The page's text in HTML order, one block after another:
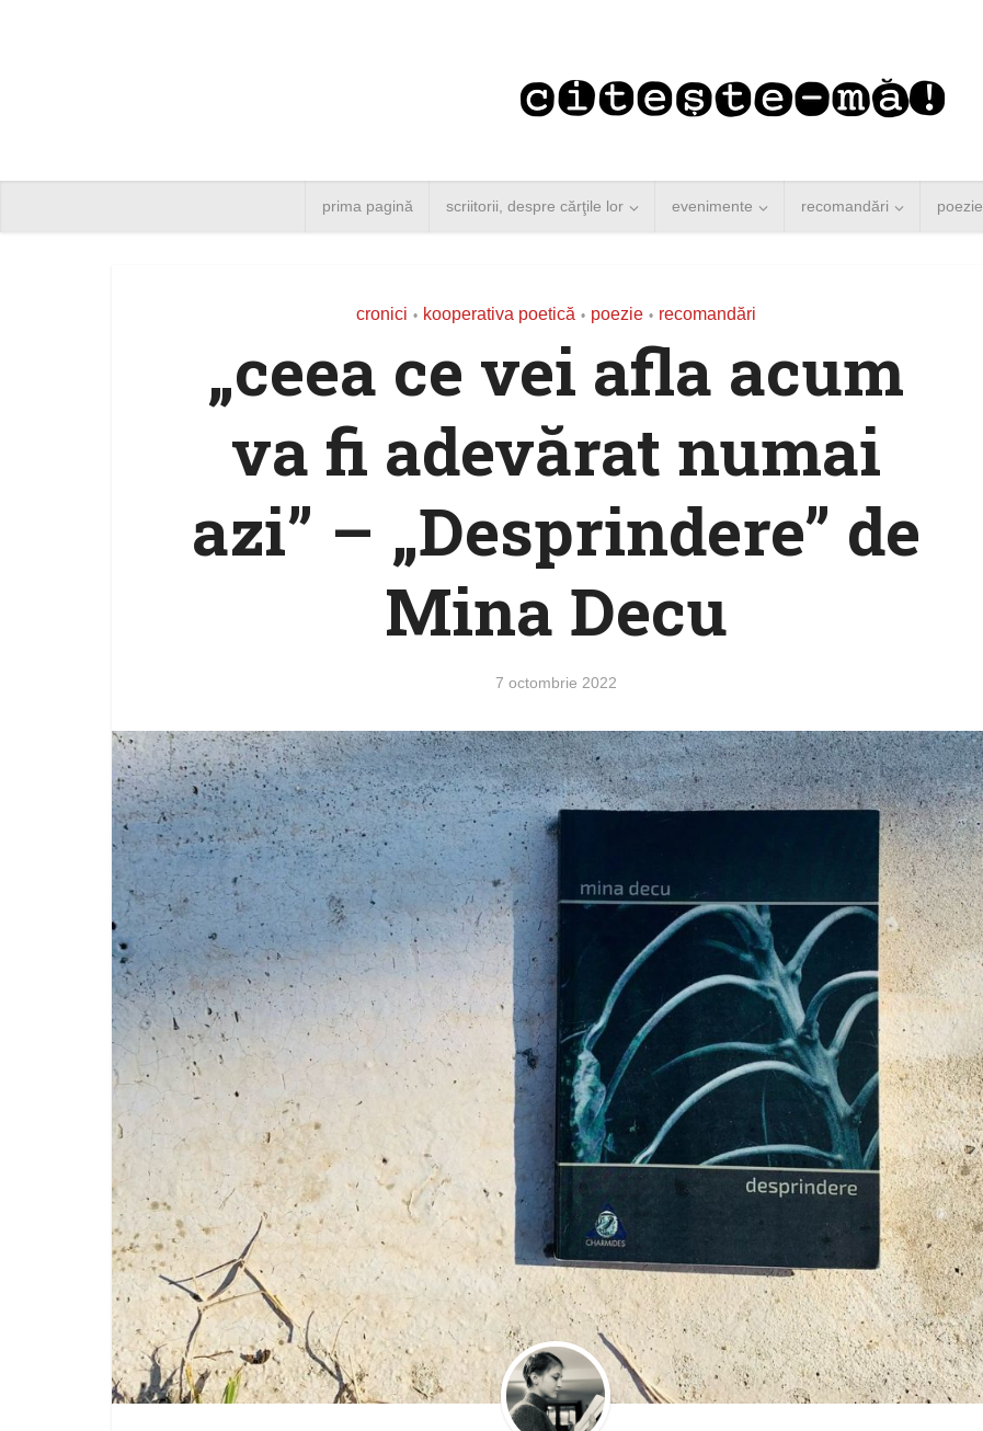
prima pagină scriitorii, despre cărţile lor evenimente recomandări poezie
cronici • kooperativa poetică • poezie • recomandări
„ceea ce vei afla acum
va fi adevărat numai
azi” – „Desprindere” de
Mina Decu
7 octombrie 2022